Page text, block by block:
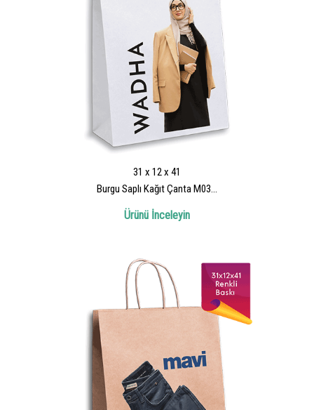
31 x 12 x 41
Burgu Saplı Kağıt Çanta M03...
Ürünü İnceleyin